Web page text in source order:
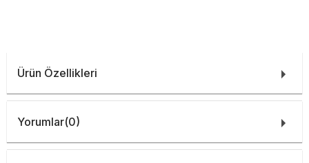
Ürün Özellikleri
Yorumlar(0)